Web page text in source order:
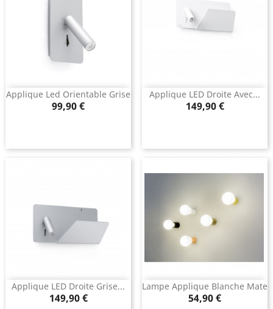
Applique Led Orientable Grise
Prix
99,90 €
Applique LED Droite Avec...
Prix
149,90 €
Applique LED Droite Grise...
Prix
149,90 €
Lampe Applique Blanche Mate
Prix
54,90 €